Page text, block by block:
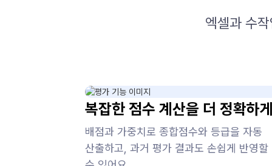
엑셀과 수
복잡한 점수 계산을 더 정확하게
배점과 가중치로 종합점수와 등급을 자동
산출하고, 과거 평가 결과도 손쉽게 반영할